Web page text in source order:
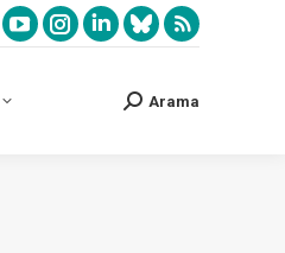
Arama